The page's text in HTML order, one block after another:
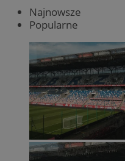
Najnowsze
Popularne